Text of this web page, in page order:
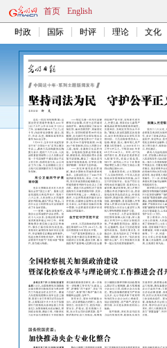
首页 English
时政 国际 时评 理论 文化